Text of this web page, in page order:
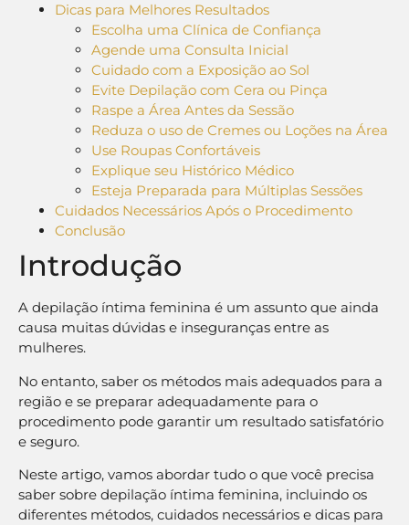
Dicas para Melhores Resultados
Escolha uma Clínica de Confiança
Agende uma Consulta Inicial
Cuidado com a Exposição ao Sol
Evite Depilação com Cera ou Pinça
Raspe a Área Antes da Sessão
Reduza o uso de Cremes ou Loções na Área
Use Roupas Confortáveis
Explique seu Histórico Médico
Esteja Preparada para Múltiplas Sessões
Cuidados Necessários Após o Procedimento
Conclusão
Introdução
A depilação íntima feminina é um assunto que ainda
causa muitas dúvidas e inseguranças entre as
mulheres.
No entanto, saber os métodos mais adequados para a
região e se preparar adequadamente para o
procedimento pode garantir um resultado satisfatório
e seguro.
Neste artigo, vamos abordar tudo o que você precisa
saber sobre depilação íntima feminina, incluindo os
diferentes métodos, cuidados necessários e dicas para